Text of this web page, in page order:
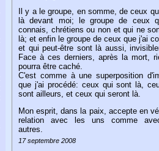
Il y a le groupe, en somme, de ceux
là devant moi; le groupe de ceux
connais, chrétiens ou non et qui ne
là; et enfin le groupe de ceux que j'ai
et qui peut-être sont là aussi,
Face à ces derniers, après la mort,
pourra être caché.
C'est comme à une superposition
que j'ai procédé: ceux qui sont là,
sont ailleurs, et ceux qui seront là.
Mon esprit, dans la paix, accepte en
relation avec les uns comme
autres.
17 septembre 2008